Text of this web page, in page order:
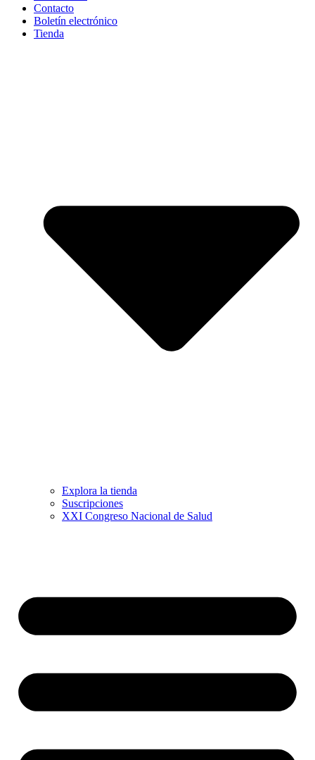
Contacto
Boletín electrónico
Tienda
Explora la tienda
Suscripciones
XXI Congreso Nacional de Salud